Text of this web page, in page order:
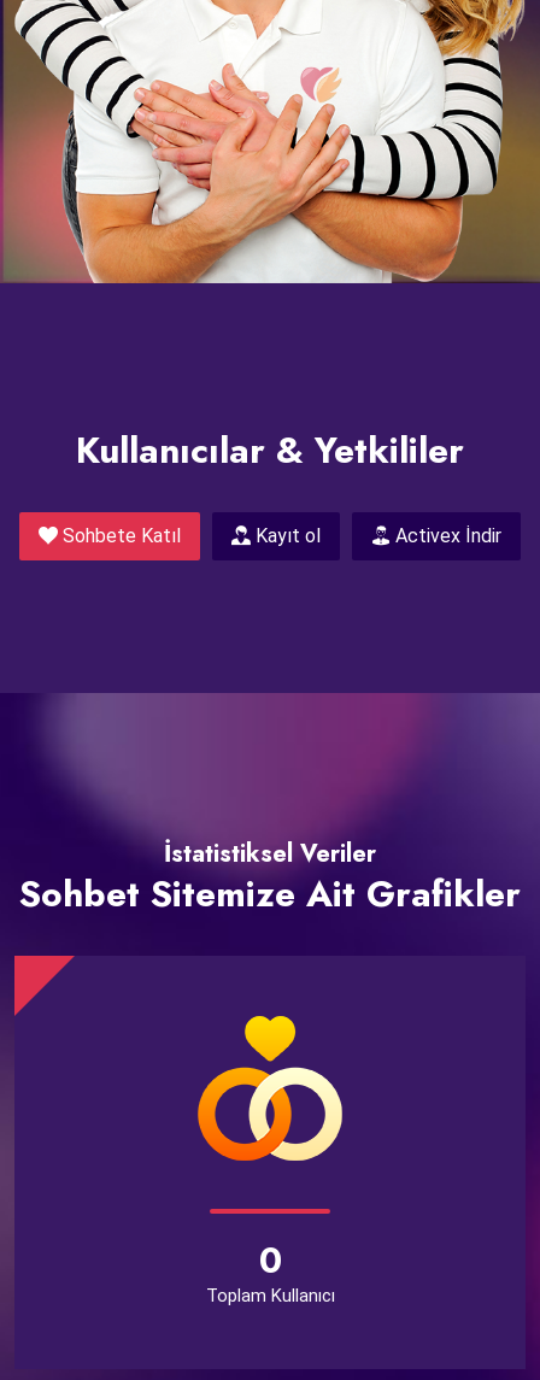
Kullanıcılar & Yetkililer
Sohbete Katıl Kayıt ol Activex İndir
İstatistiksel Veriler
Sohbet Sitemize Ait Grafikler
0
Toplam Kullanıcı